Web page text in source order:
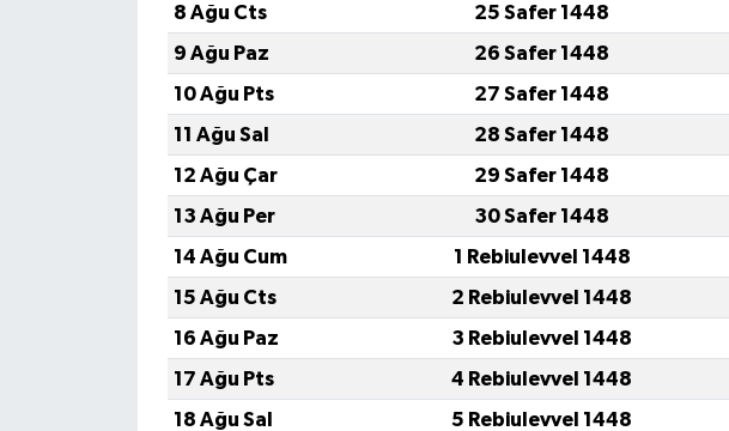
8 Ağu Cts
25 Safer 1448
9 Ağu Paz
26 Safer 1448
10 Ağu Pts
27 Safer 1448
11 Ağu Sal
28 Safer 1448
12 Ağu Çar
29 Safer 1448
13 Ağu Per
30 Safer 1448
14 Ağu Cum
1 Rebiulevvel 1448
15 Ağu Cts
2 Rebiulevvel 1448
16 Ağu Paz
3 Rebiulevvel 1448
17 Ağu Pts
4 Rebiulevvel 1448
18 Ağu Sal
5 Rebiulevvel 1448
KENT GÜNDEMİ
KÜLTÜR-SANAT